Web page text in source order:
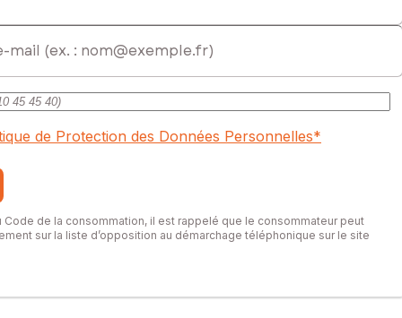
de Protection des Données Personnelles*
Code de la consommation, il est rappelé que le consommateur peut
sur la liste d’opposition au démarchage téléphonique sur le site